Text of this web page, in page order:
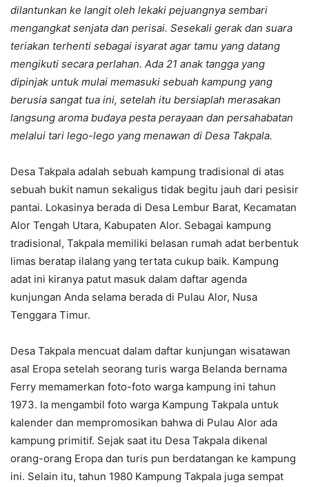
dilantunkan ke langit oleh lekaki pejuangnya sembari
mengangkat senjata dan perisai. Sesekali gerak dan suara
teriakan terhenti sebagai isyarat agar tamu yang datang
mengikuti secara perlahan. Ada 21 anak tangga yang
dipinjak untuk mulai memasuki sebuah kampung yang
berusia sangat tua ini, setelah itu bersiaplah merasakan
langsung aroma budaya pesta perayaan dan persahabatan
melalui tari lego-lego yang menawan di Desa Takpala.
Desa Takpala adalah sebuah kampung tradisional di atas
sebuah bukit namun sekaligus tidak begitu jauh dari pesisir
pantai. Lokasinya berada di Desa Lembur Barat, Kecamatan
Alor Tengah Utara, Kabupaten Alor. Sebagai kampung
tradisional, Takpala memiliki belasan rumah adat berbentuk
limas beratap ilalang yang tertata cukup baik. Kampung
adat ini kiranya patut masuk dalam daftar agenda
kunjungan Anda selama berada di Pulau Alor, Nusa
Tenggara Timur.
Desa Takpala mencuat dalam daftar kunjungan wisatawan
asal Eropa setelah seorang turis warga Belanda bernama
Ferry memamerkan foto-foto warga kampung ini tahun
1973. Ia mengambil foto warga Kampung Takpala untuk
kalender dan mempromosikan bahwa di Pulau Alor ada
kampung primitif. Sejak saat itu Desa Takpala dikenal
orang-orang Eropa dan turis pun berdatangan ke kampung
ini. Selain itu, tahun 1980 Kampung Takpala juga sempat